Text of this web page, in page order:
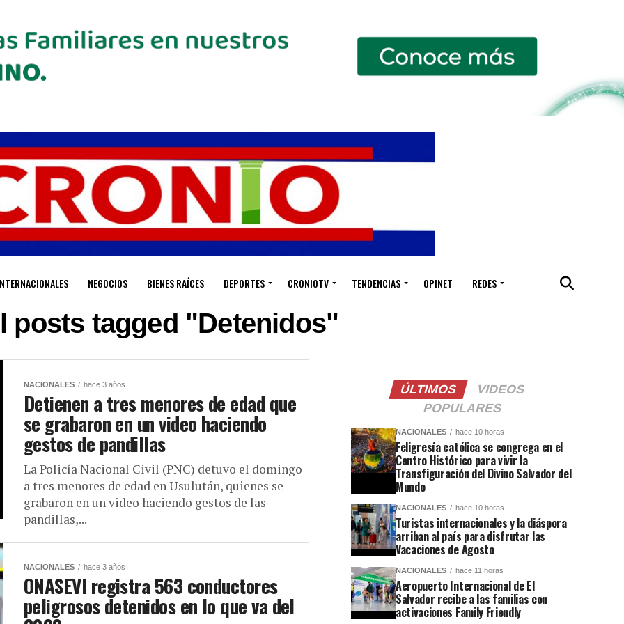
NEGOCIOS BIENES RAÍCES DEPORTES CRONIOTV TENDENCIAS OPINET REDES
posts tagged "Detenidos"
NACIONALES hace 3 años
Detienen a tres menores de edad que
se grabaron en un video haciendo
gestos de pandillas
La Policía Nacional Civil (PNC) detuvo el domingo
a tres menores de edad en Usulután, quienes se
grabaron en un video haciendo gestos de las
pandillas,...
NACIONALES hace 3 años
ONASEVI registra 563 conductores
peligrosos detenidos en lo que va del
ÚLTIMOS
VIDEOS
POPULARES
NACIONALES hace 10 horas
Feligresía católica se congrega en el
Centro Histórico para vivir la
Transfiguración del Divino Salvador del
Mundo
NACIONALES hace 10 horas
Turistas internacionales y la diáspora
arriban al país para disfrutar las
Vacaciones de Agosto
NACIONALES hace 11 horas
Aeropuerto Internacional de El
Salvador recibe a las familias con
activaciones Family Friendly